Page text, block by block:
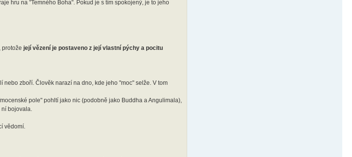
hru na "Temného Boha". Pokud je s tím spokojený, je to jeho
protože její vězení je postaveno z její vlastní pýchy a pocitu
zboří. Člověk narazí na dno, kde jeho "moc" selže. V tom
pole" pohltí jako nic (podobně jako Buddha a Angulimala),
ní bojovala.
vědomí.